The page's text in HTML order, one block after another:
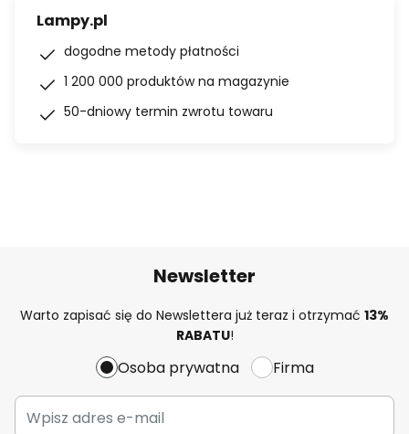
Lampy.pl
dogodne metody płatności
1 200 000 produktów na magazynie
50-dniowy termin zwrotu towaru
Newsletter
Warto zapisać się do Newslettera już teraz i otrzymać 13%
RABATU!
Osoba prywatna Firma